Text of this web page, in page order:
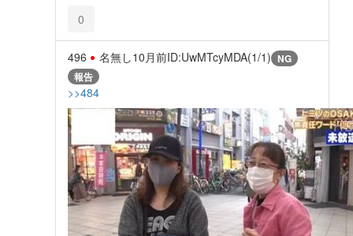
0
496 名無し10月前ID:UwMTcyMDA(1/1) NG
報告
>>484